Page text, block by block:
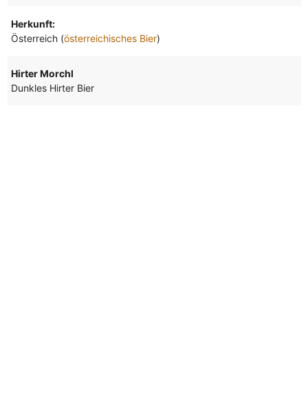
Herkunft:
Österreich (österreichisches Bier)
Hirter Morchl
Dunkles Hirter Bier